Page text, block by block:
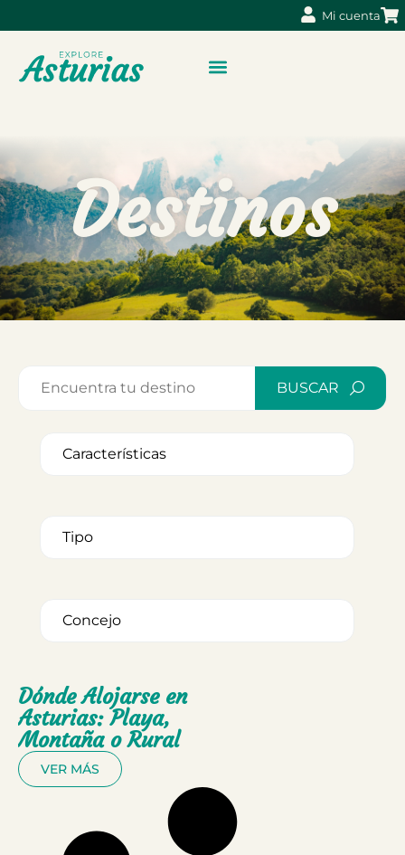
Mi cuenta
Destinos
BUSCAR
Dónde Alojarse en
Asturias: Playa,
Montaña o Rural
VER MÁS